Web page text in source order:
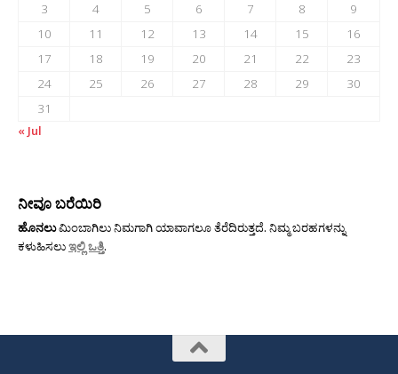
3
4 5 6 7 8
9
10
11 12 13 14 15
16
17
18 19 20 21 22
23
24
25 26 27 28 29
30
31
« Jul
ನೀವೂ ಬರೆಯಿರಿ
ಹೊನಲುಮಿಂಬಾಗಿಲು ನಿಮಗಾಗಿ ಯಾವಾಗಲೂ ತೆರೆದಿರುತ್ತದೆ. ನಿಮ್ಮ ಬರಹಗಳನ್ನು
ಕಳುಹಿಸಲುಇಲ್ಲಿ ಒತ್ತಿ.